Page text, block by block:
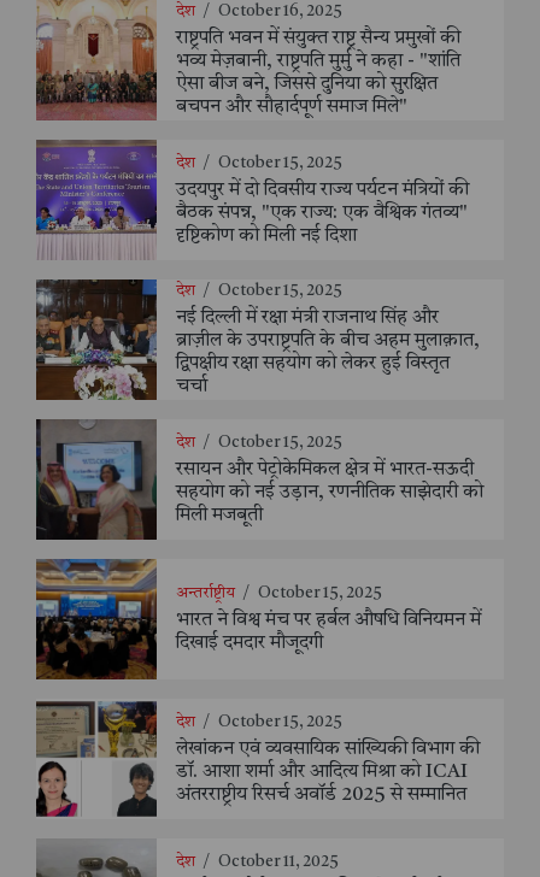
देश / October 16, 2025
राष्ट्रपति भवन में संयुक्त राष्ट्र सैन्य प्रमुखों की
भव्य मेज़बानी, राष्ट्रपति मुर्मु ने कहा - "शांति
ऐसा बीज बने, जिससे दुनिया को सुरक्षित
बचपन और सौहार्दपूर्ण समाज मिले"
देश / October 15, 2025
उदयपुर में दो दिवसीय राज्य पर्यटन मंत्रियों की
बैठक संपन्न, "एक राज्य: एक वैश्विक गंतव्य"
दृष्टिकोण को मिली नई दिशा
देश / October 15, 2025
नई दिल्ली में रक्षा मंत्री राजनाथ सिंह और
ब्राज़ील के उपराष्ट्रपति के बीच अहम मुलाक़ात,
द्विपक्षीय रक्षा सहयोग को लेकर हुई विस्तृत
चर्चा
देश / October 15, 2025
रसायन और पेट्रोकेमिकल क्षेत्र में भारत-सऊदी
सहयोग को नई उड़ान, रणनीतिक साझेदारी को
मिली मजबूती
अन्तर्राष्ट्रीय / October 15, 2025
भारत ने विश्व मंच पर हर्बल औषधि विनियमन में
दिखाई दमदार मौजूदगी
देश / October 15, 2025
लेखांकन एवं व्यवसायिक सांख्यिकी विभाग की
डॉ. आशा शर्मा और आदित्य मिश्रा को ICAI
अंतरराष्ट्रीय रिसर्च अवॉर्ड 2025 से सम्मानित
देश / October 11, 2025